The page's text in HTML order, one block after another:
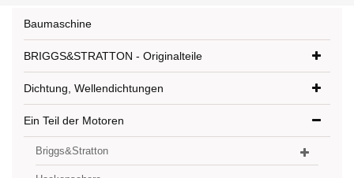
Baumaschine
BRIGGS&STRATTON - Originalteile
Dichtung, Wellendichtungen
Ein Teil der Motoren
Briggs&Stratton